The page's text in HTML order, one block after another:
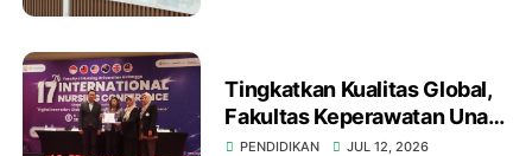
Tingkatkan Kualitas Global,
Fakultas Keperawatan Unair
Gelar International Nursing
PENDIDIKAN JUL 12, 2026